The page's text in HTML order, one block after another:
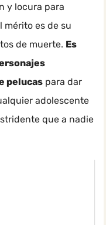
y locura para
mérito es de su
de muerte. Es
pelucas para dar
adolescente
que a nadie